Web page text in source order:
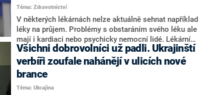
Téma: Zdravotnictví
V některých lékárnách nelze aktuálně sehnat například
léky na průjem. Problémy s obstaráním svého léku ale
mají i kardiaci nebo psychicky nemocní lidé. Lékárníci
se proto radí s lékaři a vydávají pacientům jiné varianty
léčiv. Některé přípravky jsou však jen obtížně
nahraditelné: například Algifen proti bolesti.
Všichni dobrovolníci už padli. Ukrajinští
verbíři zoufale nahánějí v ulicích nové
brance
Téma: Ukrajina